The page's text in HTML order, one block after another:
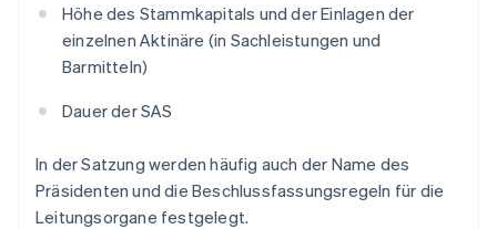
Höhe des Stammkapitals und der Einlagen der
einzelnen Aktinäre (in Sachleistungen und
Barmitteln)
Dauer der SAS
In der Satzung werden häufig auch der Name des
Präsidenten und die Beschlussfassungsregeln für die
Leitungsorgane festgelegt.